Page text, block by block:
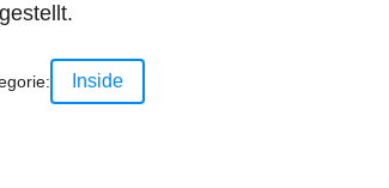
Inside